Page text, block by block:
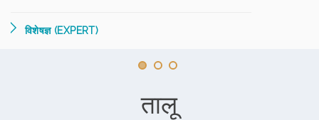
विशेषज्ञ (EXPERT)
तालू